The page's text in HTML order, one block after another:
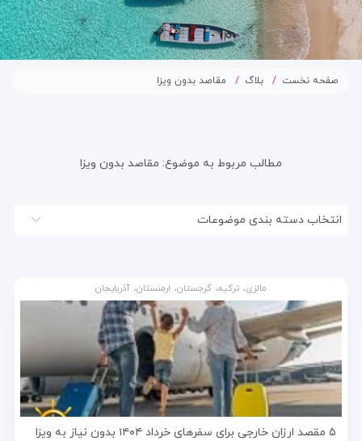
صفحه نخست بلاگ مقاصد بدون ویزا
مطالب مربوط به موضوع: مقاصد بدون ویزا
انتخاب دسته بندی موضوعات
مالزی، ترکیه، گرجستان، ارمنستان، آذربایجان
۵ مقصد ارزان خارجی برای سفرهای خرداد ۱۴۰۴ بدون نیاز به ویزا